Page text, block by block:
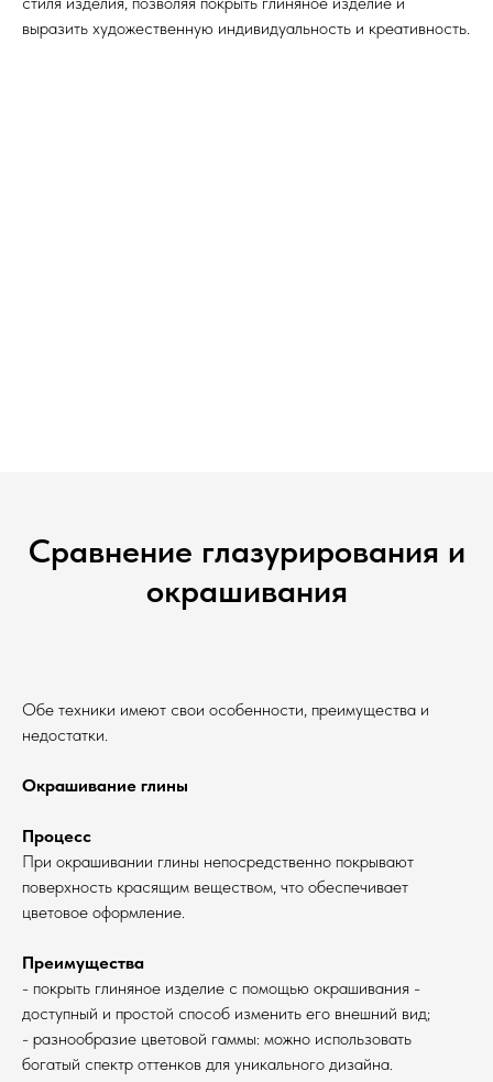
выразить художественную индивидуальность и креативность.
Сравнение глазурирования и
окрашивания
Обе техники имеют свои особенности, преимущества и
недостатки.
Окрашивание глины
Процесс
При окрашивании глины непосредственно покрывают
поверхность красящим веществом, что обеспечивает
цветовое оформление.
Преимущества
- покрыть глиняное изделие с помощью окрашивания -
доступный и простой способ изменить его внешний вид;
- разнообразие цветовой гаммы: можно использовать
богатый спектр оттенков для уникального дизайна.